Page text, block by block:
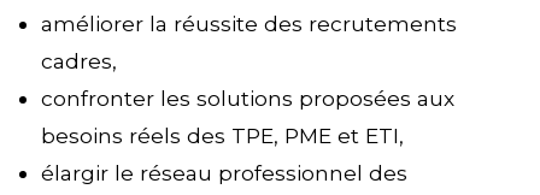
améliorer la réussite des recrutements
cadres,
confronter les solutions proposées aux
besoins réels des TPE, PME et ETI,
élargir le réseau professionnel des